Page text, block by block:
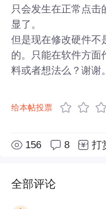
只会发生在正常点
显了。
但是现在修改硬件不
的。只能在软件方面
料或者想法么？谢谢。
给本帖投票
156 8 打
全部评论